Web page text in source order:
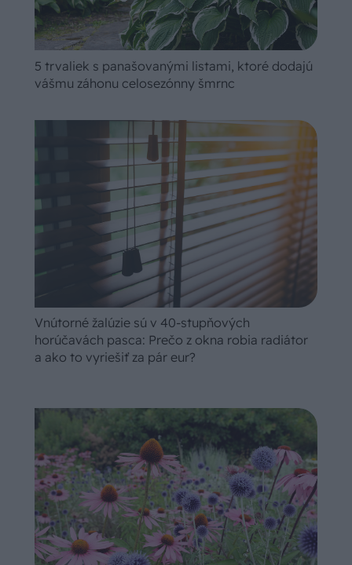
5 trvaliek s panašovanými listami, ktoré dodajú
vášmu záhonu celosezónny šmrnc
Vnútorné žalúzie sú v 40-stupňových
horúčavách pasca: Prečo z okna robia radiátor
a ako to vyriešiť za pár eur?